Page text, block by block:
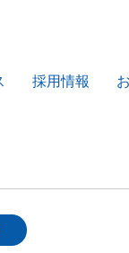
採用情報